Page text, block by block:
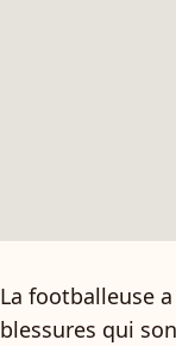
La footballeuse
blessures qui